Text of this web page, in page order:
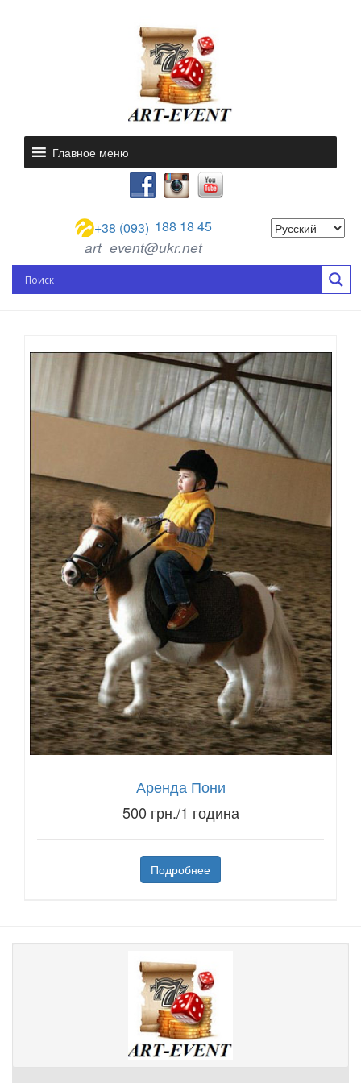
Главное меню
+38 (093) 188 18 45
art_event@ukr.net
Аренда Пони
500 грн./1 година
Подробнее